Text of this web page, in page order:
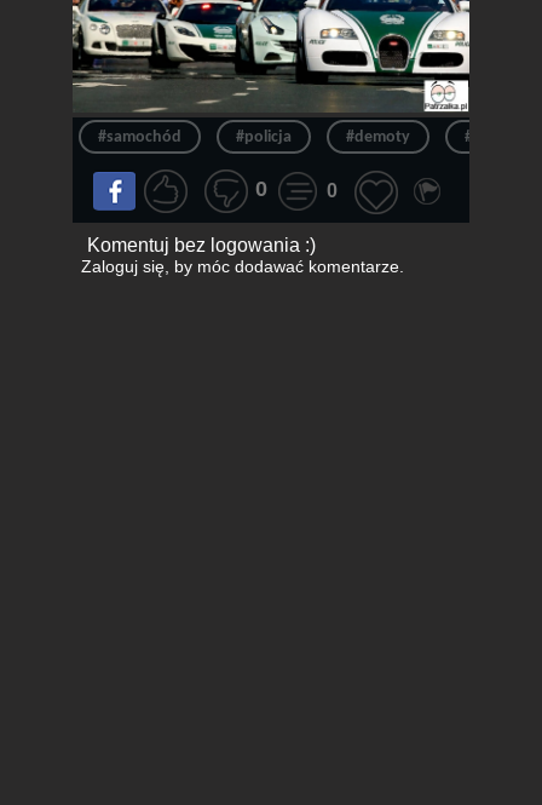
#samochód #policja #demoty #mem
0 0
Komentuj bez logowania :)
Zaloguj się, by móc dodawać komentarze.